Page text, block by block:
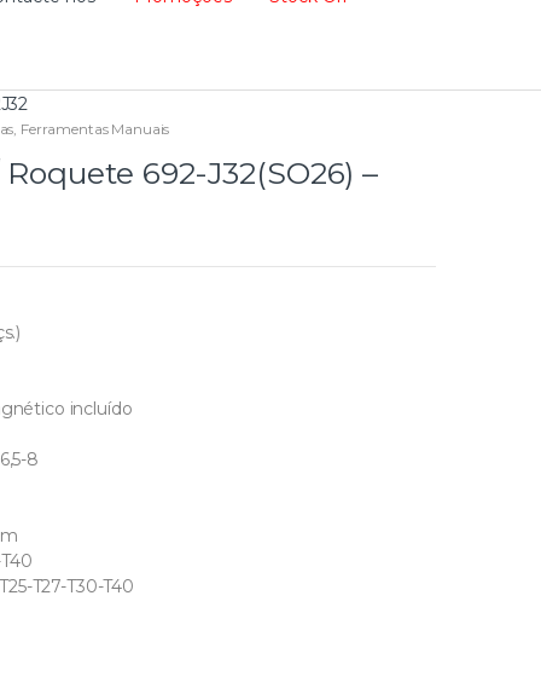
Ferramentas Manuais
692-J32(SO26) –
incluído
8
T27-T30-T40